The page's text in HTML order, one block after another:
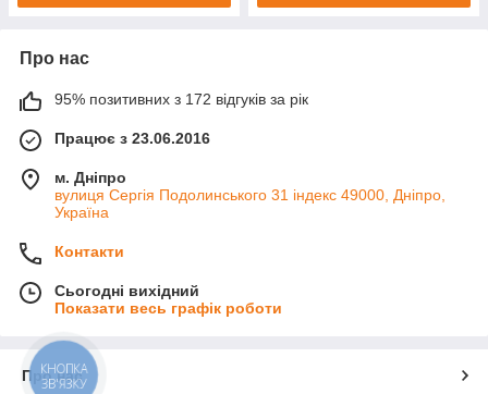
Про нас
95% позитивних з 172 відгуків за рік
Працює з 23.06.2016
м. Дніпро
вулиця Сергія Подолинського 31 індекс 49000, Дніпро,
Україна
Контакти
Сьогодні вихідний
Показати весь графік роботи
Про нас
КНОПКА
ЗВ'ЯЗКУ